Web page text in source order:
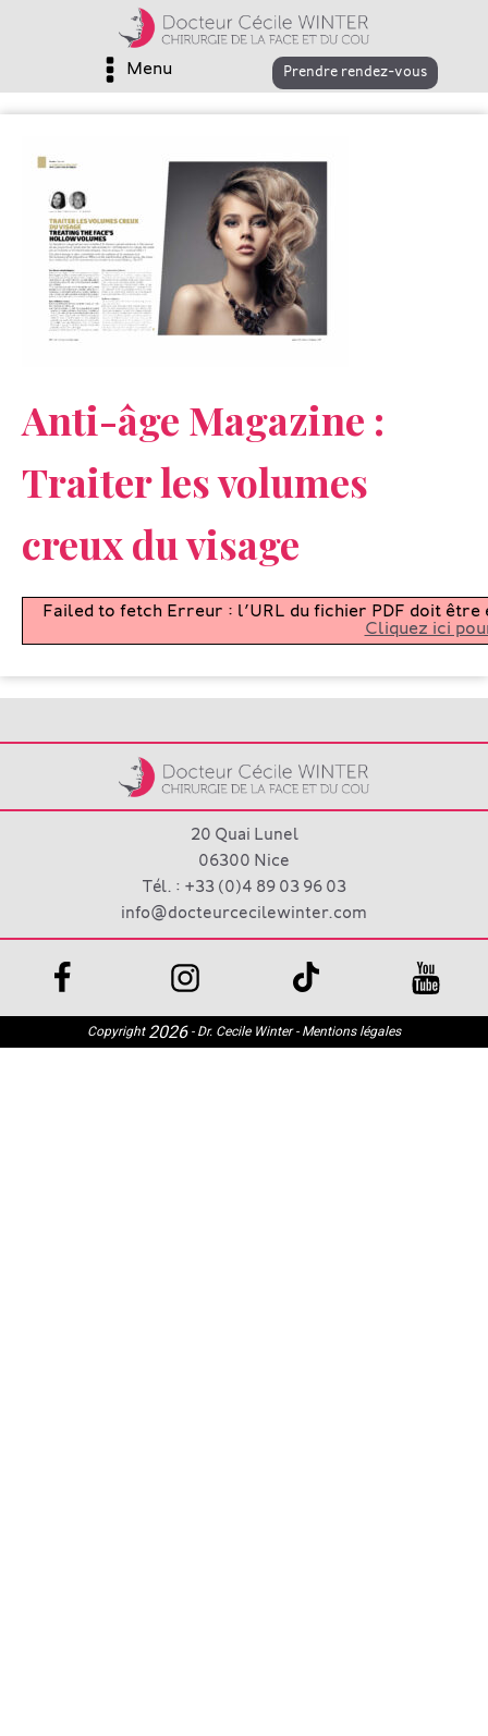
Menu Prendre rendez-vous
Anti-âge Magazine :
Traiter les volumes
creux du visage
Failed to fetch Erreur : l’URL du fichier PDF doit
Cliquez ici
20 Quai Lunel
06300 Nice
Tél. : +33 (0)4 89 03 96 03
info@docteurcecilewinter.com
Copyright 2026- Dr. Cecile Winter - Mentions légales